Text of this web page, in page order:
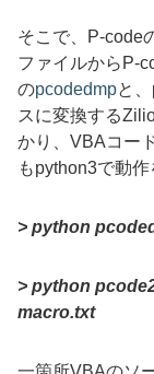
そこで、 P-code
ファイルから P-
のpcodedmpと
スに変換する
かり、 VBAコー
もpython3で動作
> python
> python
macro.txt